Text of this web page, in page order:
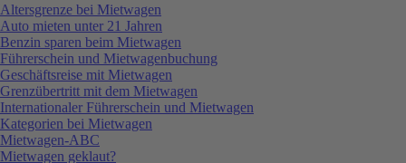
Altersgrenze bei Mietwagen
Auto mieten unter 21 Jahren
Benzin sparen beim Mietwagen
Führerschein und Mietwagenbuchung
Geschäftsreise mit Mietwagen
Grenzübertritt mit dem Mietwagen
Internationaler Führerschein und Mietwagen
Kategorien bei Mietwagen
Mietwagen-ABC
Mietwagen geklaut?